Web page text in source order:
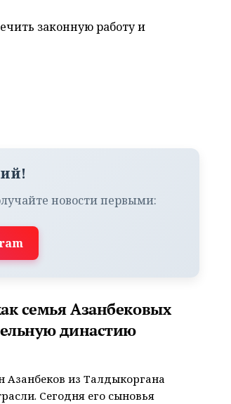
законную работу и
новости первыми:
семья Азанбековых
династию
Азанбеков из Талдыкоргана
Сегодня его сыновья